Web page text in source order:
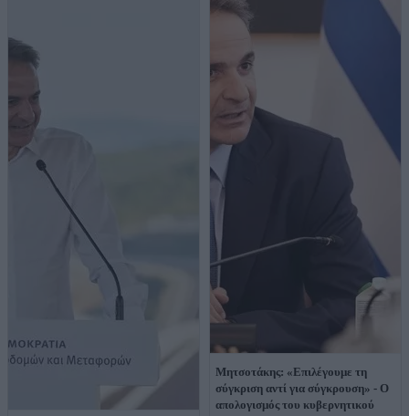
Μητσοτάκης: «Επιλέγουμε τη
σύγκριση αντί για σύγκρουση» - Ο
απολογισμός του κυβερνητικού